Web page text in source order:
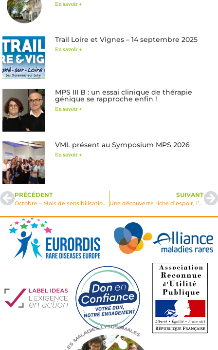
En savoir +
Trail Loire et Vignes – 14 septembre 2025
En savoir +
MPS III B : un essai clinique de thérapie
génique se rapproche enfin !
En savoir +
VML présent au Symposium MPS 2026
En savoir +
PRÉCÉDENT
Octobre – Mois de sensibilisation aux MALADIES DE NIEMANN-PICK & ASMD
SUIVANT
Une découverte riche d’espoir, l’hémifusome